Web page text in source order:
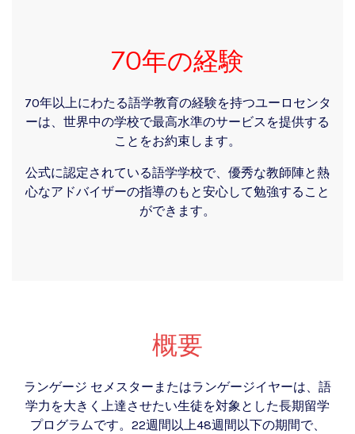
70年の経験
70年以上にわたる語学教育の経験を持つユーロセンタ
ーは、世界中の学校で最高水準のサービスを提供する
ことをお約束します。
公式に認定されている語学学校で、優秀な教師陣と熱
心なアドバイザーの指導のもと安心して勉強すること
ができます。
概要
ランゲージ セメスターまたはランゲージイヤーは、語
学力を大きく上達させたい生徒を対象とした長期留学
プログラムです。22週間以上48週間以下の期間で、